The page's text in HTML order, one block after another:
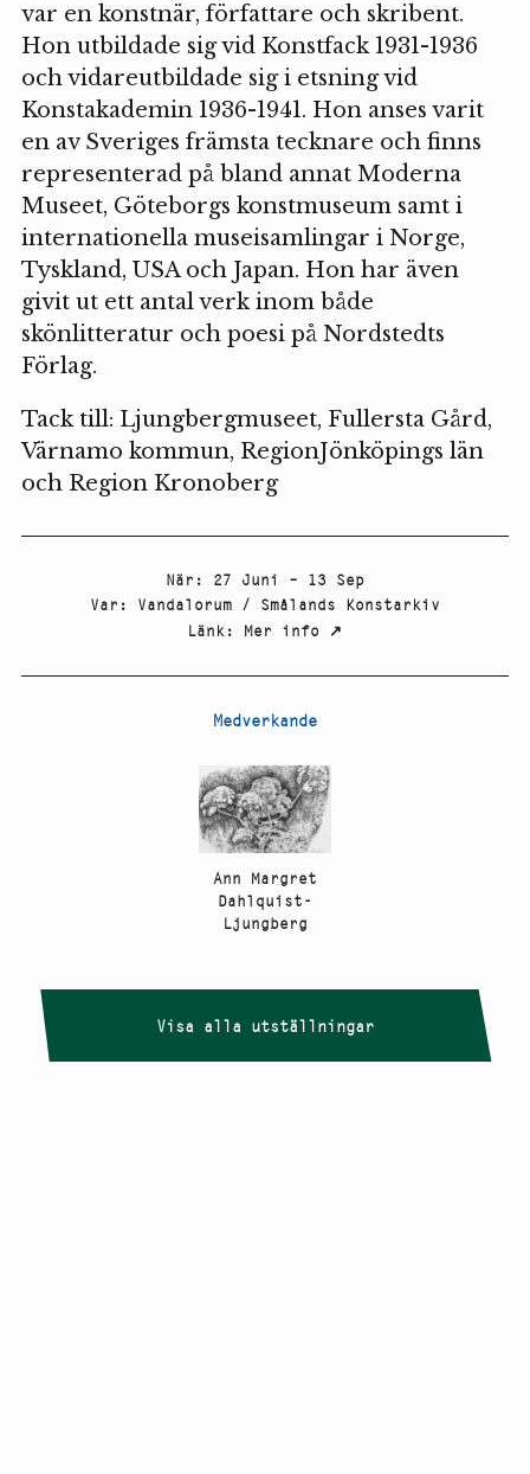
var en konstnär, författare och skribent.
Hon utbildade sig vid Konstfack 1931-1936
och vidareutbildade sig i etsning vid
Konstakademin 1936-1941. Hon anses varit
en av Sveriges främsta tecknare och finns
representerad på bland annat Moderna
Museet, Göteborgs konstmuseum samt i
internationella museisamlingar i Norge,
Tyskland, USA och Japan. Hon har även
givit ut ett antal verk inom både
skönlitteratur och poesi på Nordstedts
Förlag.
Tack till: Ljungbergmuseet, Fullersta Gård,
Värnamo kommun, RegionJönköpings län
och Region Kronoberg
När : 27 Juni – 13 Sep
Var : Vandalorum / Smålands Konstarkiv
Länk: Mer info ↗
Medverkande
Ann Margret
Dahlquist-
Ljungberg
Visa alla utställningar